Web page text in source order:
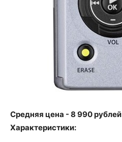
Средняя цена - 8 990 рублей
Характеристики: